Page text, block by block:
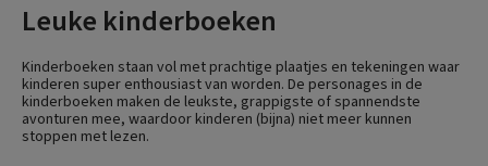
Leuke kinderboeken
Kinderboeken staan vol met prachtige plaatjes en tekeningen waar
kinderen super enthousiast van worden. De personages in de
kinderboeken maken de leukste, grappigste of spannendste
avonturen mee, waardoor kinderen (bijna) niet meer kunnen
stoppen met lezen.